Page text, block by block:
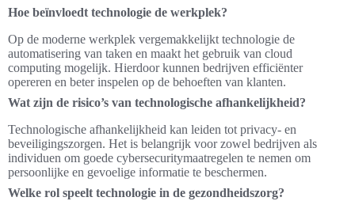
Hoe beïnvloedt technologie de werkplek?
Op de moderne werkplek vergemakkelijkt technologie de
automatisering van taken en maakt het gebruik van cloud
computing mogelijk. Hierdoor kunnen bedrijven efficiënter
opereren en beter inspelen op de behoeften van klanten.
Wat zijn de risico’s van technologische afhankelijkheid?
Technologische afhankelijkheid kan leiden tot privacy- en
beveiligingszorgen. Het is belangrijk voor zowel bedrijven als
individuen om goede cybersecuritymaatregelen te nemen om
persoonlijke en gevoelige informatie te beschermen.
Welke rol speelt technologie in de gezondheidszorg?